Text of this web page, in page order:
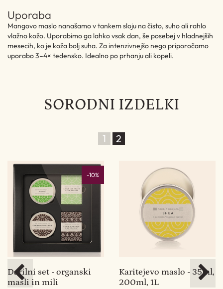
Uporaba
Mangovo maslo nanašamo v tankem sloju na čisto, suho ali rahlo
vlažno kožo. Uporabimo ga lahko vsak dan, še posebej v hladnejših
mesecih, ko je koža bolj suha. Za intenzivnejšo nego priporočamo
uporabo 3–4× tedensko. Idealno po prhanju ali kopeli.
SORODNI IZDELKI
1 2
-10%
Darilni set - organski
masli in mili
Karitejevo maslo - 35ml,
200ml, 1L